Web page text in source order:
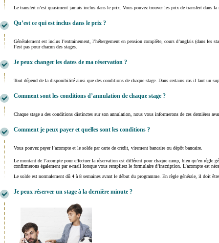
Le transfert n’est quasiment jamais inclus dans le prix. Vous pouvez trouver les prix de transfert dans la
Qu’est ce qui est inclus dans le prix ?
Généralement est inclus l’entrainement, l’hébergement en pension complète, cours d’anglais (dans
l’est pas pour chacun des stages.
Je peux changer les dates de ma réservation ?
Tout dépend de la disponibilité ainsi que des conditions de chaque stage. Dans certains cas il faut un
Comment sont les conditions d’annulation de chaque stage ?
Chaque stage a des conditions distinctes sur son annulation, nous vous informerons de ces dernières
Comment je peux payer et quelles sont les conditions ?
Vous pouvez payer l’acompte et le solde par carte de crédit, virement bancaire ou dépôt bancaire.
Le montant de l’acompte pour effectuer la réservation est différent pour chaque camp, bien qu’en
confirmerons également par e-mail lorsque vous remplirez le formulaire d’inscription. L’acompte est
Le solde est normalement dû 4 à 8 semaines avant le début du programme. En règle générale, il doit
Je peux réserver un stage à la dernière minute ?